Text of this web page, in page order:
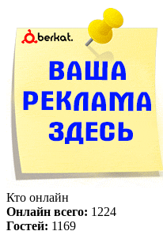
Кто онлайн
Онлайн всего: 1224
Гостей: 1169